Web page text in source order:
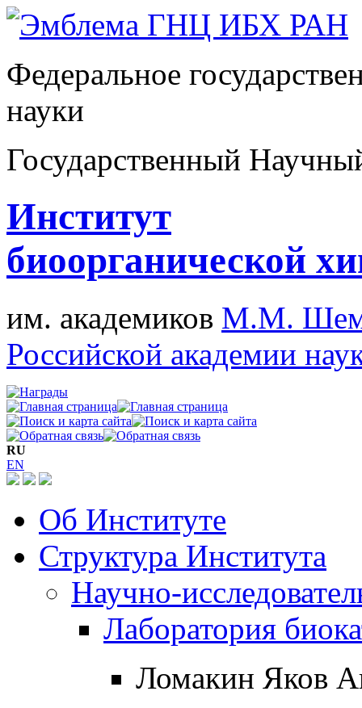
Федеральное
науки
Государственный
Институт
биоорганической
им. академиков М.М.
Российской академии
RU
EN
Об Институте
Структура Института
Научно-
Лаборатория
Ломакин Яков